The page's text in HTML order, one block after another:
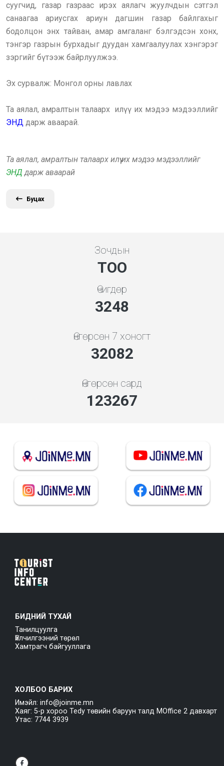
суугчид, газар газраас ирэх аялагч жуулчдын сэтгэл
санаагаа ариусгах ариун дагшин газар байлгахыг
бодолцон энх тайван, амар амгаланг бэлгэдсэн хонх,
тэнгэр газрын бурхадыг дуудан хамгаалуулах хэнгэрэг
зэргийг бүтээж байрлуулжээ.
Эх сурвалж: Монгол орны лавлах
Та аялал, амралтын талаарх илүү их мэдээ мэдээллийг
ЭНД дарж аваарай.
Та аялал, амралтын талаарх илүү их мэдээ мэдээллийг
ЭНД дарж аваарай
Буцах
Зочдын
ТОО
Өчигдөр
3480
Өнгөрсөн 7 хоногт
34374
Өнгөрсөн сард
132072
БИДНИЙ ТУХАЙ
Танилцуулга
Үйлчилгээний төрөл
Хамтрагч байгууллага
ХОЛБОО БАРИХ
Имэйл: info@joinme.mn
Хаяг: 5-р хороо Tedy төвийн баруун талд MOffice 2 давхарт
Утас: 7744 3939